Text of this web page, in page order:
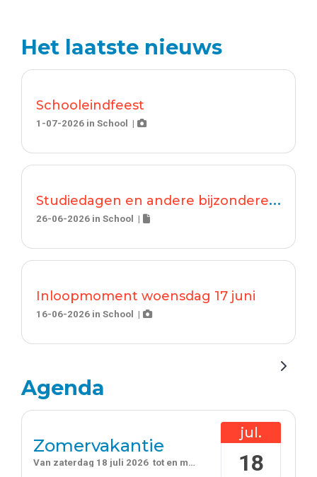
Het laatste nieuws
Schooleindfeest
1-07-2026 in School |
S
tudiedagen en andere bijzondere/afwijkende dagen
26-06-2026 in School |
Inloopmoment woensdag 17 juni
16-06-2026 in School |
Agenda
Zomervakantie
Van zaterdag 18 juli 2026 tot en met zondag 30 augustus 2026
jul.
18